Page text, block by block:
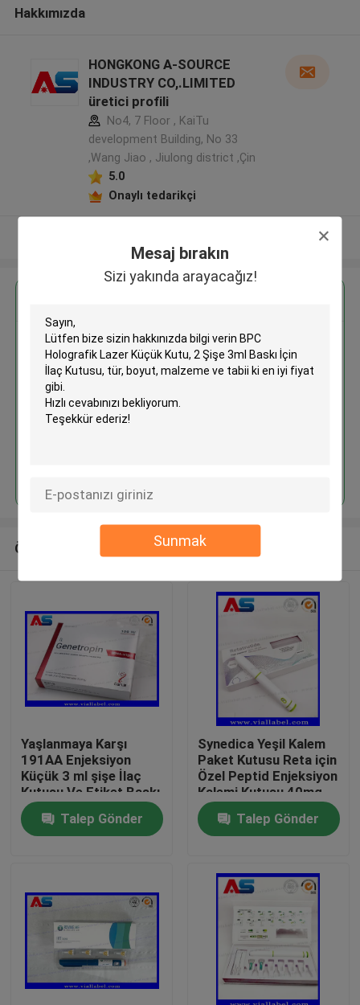
Mesaj bırakın
Sizi yakında arayacağız!
Sunmak
Ev
Ürünler
Hakkımızda
HONGKONG A-SOURCE
INDUSTRY CO,.LIMITED
üretici profili
No4, 7 Floor , KaiTu
development Building, No 33
,Wang Jiao , Jiulong district ,Çin
5.0
Onaylı tedarikçi
BPC Holografik Lazer Küçük
Kutu, 2 Şişe 3ml Baskı İçin İlaç
Önerilen Ürünler
Yaşlanmaya Karşı
191AA Enjeksiyon
Küçük 3 ml şişe İlaç
Kutusu Ve Etiket Baskı
Genetropin
Talep Gönder
Synedica Yeşil Kalem
Paket Kutusu Reta için
Özel Peptid Enjeksiyon
Kalemi Kutusu 40mg
Peptid Enjeksiyon
Kalemi, Synedica
Enjeksiyon Kalemi
Talep Gönder